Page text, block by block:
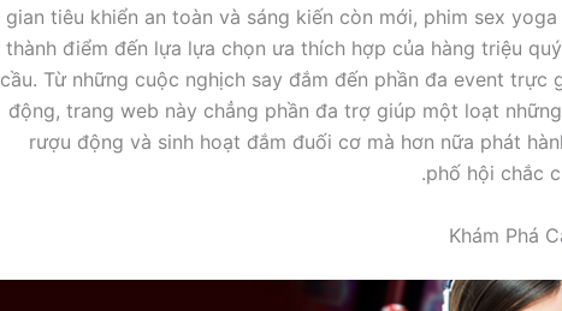
gian tiêu khiển an toàn và sáng kiến còn mới, phim sex
thành điểm đến lựa lựa chọn ưa thích hợp của hàng triệu
cầu. Từ những cuộc nghịch say đắm đến phần đa event trực
động, trang web này chẳng phần đa trợ giúp một loạt
rượu động và sinh hoạt đắm đuối cơ mà hơn nữa phát
phố hội chắc
Khám Phá